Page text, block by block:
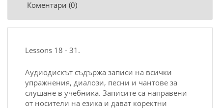
Коментари (0)
Lessons 18 - 31.
Аудиодискът съдържа записи на всички
упражнения, диалози, песни и чантове за
слушане в учебника. Записите са направени
от носители на езика и дават коректни